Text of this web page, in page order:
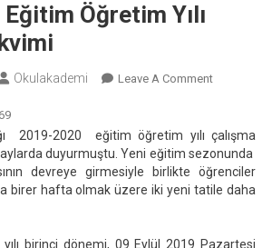
Öğretim Yılı
Okulakademi Leave A CommentOn
Eğitim
Öğretim
Yılı
2019-2020 eğitim öğretim yılı çalışma
duyurmuştu. Yeni eğitim sezonunda
devreye girmesiyle birlikte öğrenciler
birer hafta olmak üzere iki yeni tatile daha
birinci dönemi, 09 Eylül 2019 Pazartesi